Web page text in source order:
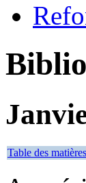
Table des matières